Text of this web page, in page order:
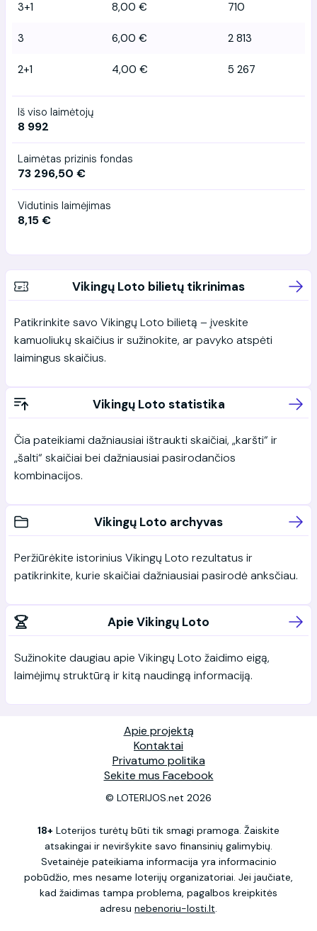
3+1 8,00 € 710
3 6,00 € 2 813
2+1 4,00 € 5 267
Iš viso laimėtojų
8 992
Laimėtas prizinis fondas
73 296,50 €
Vidutinis laimėjimas
8,15 €
Vikingų Loto bilietų tikrinimas
Patikrinkite savo Vikingų Loto bilietą – įveskite
kamuoliukų skaičius ir sužinokite, ar pavyko atspėti
laimingus skaičius.
Vikingų Loto statistika
Čia pateikiami dažniausiai ištraukti skaičiai, „karšti“ ir
„šalti“ skaičiai bei dažniausiai pasirodančios
kombinacijos.
Vikingų Loto archyvas
Peržiūrėkite istorinius Vikingų Loto rezultatus ir
patikrinkite, kurie skaičiai dažniausiai pasirodė anksčiau.
Apie Vikingų Loto
Sužinokite daugiau apie Vikingų Loto žaidimo eigą,
laimėjimų struktūrą ir kitą naudingą informaciją.
Apie projektą
Kontaktai
Privatumo politika
Sekite mus Facebook
© LOTERIJOS.net 2026
18+ Loterijos turėtų būti tik smagi pramoga. Žaiskite
atsakingai ir neviršykite savo finansinių galimybių.
Svetainėje pateikiama informacija yra informacinio
pobūdžio, mes nesame loterijų organizatoriai. Jei jaučiate,
kad žaidimas tampa problema, pagalbos kreipkitės
adresu nebenoriu-losti.lt